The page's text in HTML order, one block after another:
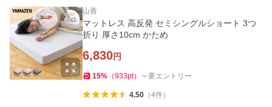
山善
マットレス 高反発 セミシングルショート 3つ
折り 厚さ10cm かため
6,830円
15% （933pt） 要エントリー
4.50（4件）